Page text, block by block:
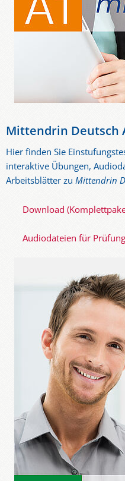
Mittendrin Deutsch
Hier finden Sie
interaktive Übungen,
Arbeitsblätter zu Mittendrin
Download
Audiodateien für